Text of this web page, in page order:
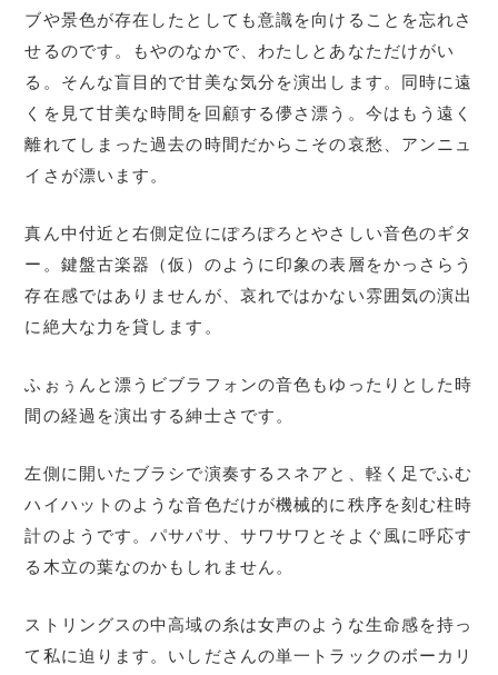
ブや景色が存在したとしても意識を向けることを忘れさ
せるのです。もやのなかで、わたしとあなただけがい
る。そんな盲目的で甘美な気分を演出します。同時に遠
くを見て甘美な時間を回顧する儚さ漂う。今はもう遠く
離れてしまった過去の時間だからこその哀愁、アンニュ
イさが漂います。
真ん中付近と右側定位にぽろぽろとやさしい音色のギタ
ー。鍵盤古楽器（仮）のように印象の表層をかっさらう
存在感ではありませんが、哀れではかない雰囲気の演出
に絶大な力を貸します。
ふぉぅんと漂うビブラフォンの音色もゆったりとした時
間の経過を演出する紳士さです。
左側に開いたブラシで演奏するスネアと、軽く足でふむ
ハイハットのような音色だけが機械的に秩序を刻む柱時
計のようです。パサパサ、サワサワとそよぐ風に呼応す
る木立の葉なのかもしれません。
ストリングスの中高域の糸は女声のような生命感を持っ
て私に迫ります。いしださんの単一トラックのボーカリ